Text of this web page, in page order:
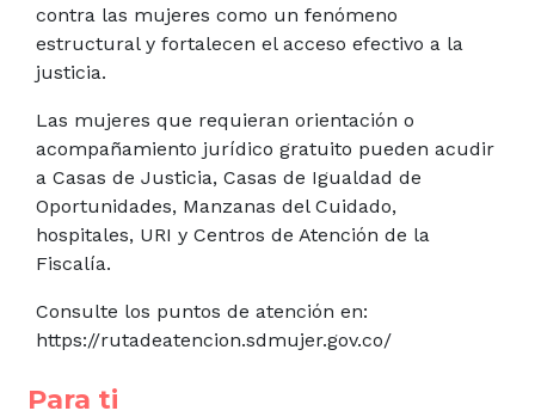
contra las mujeres como un fenómeno
estructural y fortalecen el acceso efectivo a la
justicia.
Las mujeres que requieran orientación o
acompañamiento jurídico gratuito pueden acudir
a Casas de Justicia, Casas de Igualdad de
Oportunidades, Manzanas del Cuidado,
hospitales, URI y Centros de Atención de la
Fiscalía.
Consulte los puntos de atención en:
https://rutadeatencion.sdmujer.gov.co/
Para ti